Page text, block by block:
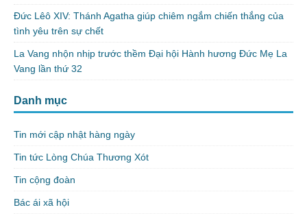
Đức Lêô XIV: Thánh Agatha giúp chiêm ngắm chiến thắng của
tình yêu trên sự chết
La Vang nhộn nhịp trước thềm Đại hội Hành hương Đức Mẹ La
Vang lần thứ 32
Danh mục
Tin mới cập nhật hàng ngày
Tin tức Lòng Chúa Thương Xót
Tin cộng đoàn
Bác ái xã hội